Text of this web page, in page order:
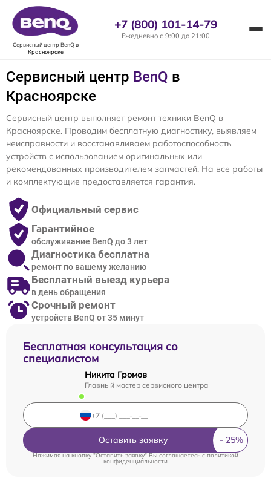
Сервисный центр BenQв
Красноярске
+7 (800) 101-14-79
Ежедневно с 9:00 до 21:00
Сервисный центр BenQ в
Красноярске
Бесплатная консультация со
специалистом
Никита Громов
Главный мастер сервисного центра
Оставить заявку
Нажимая на кнопку "Оставить заявку" Вы соглашаетесь cполитикой
конфиденциальности
Сервисный центр выполняет ремонт техники BenQ в
Красноярске. Проводим бесплатную диагностику, выявляем
неисправности и восстанавливаем работоспособность
устройств с использованием оригинальных или
рекомендованных производителем запчастей. На все работы
и комплектующие предоставляется гарантия.
Официальный сервис
Гарантийное
обслуживание BenQ до 3 лет
Диагностика бесплатна
ремонт по вашему желанию
Бесплатный выезд курьера
в день обращения
Срочный ремонт
устройств BenQ от 35 минут